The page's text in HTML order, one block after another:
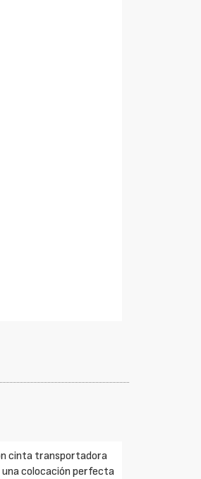
cinta transportadora
colocación perfecta